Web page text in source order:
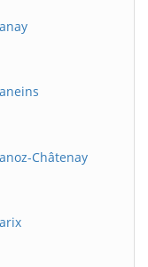
Châtenay